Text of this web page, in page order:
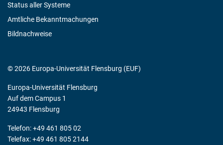
Status aller Systeme
Amtliche Bekanntmachungen
Bildnachweise
© 2026 Europa-Universität Flensburg (EUF)
Europa-Universität Flensburg
Auf dem Campus 1
24943 Flensburg
Telefon: +49 461 805 02
Telefax: +49 461 805 2144